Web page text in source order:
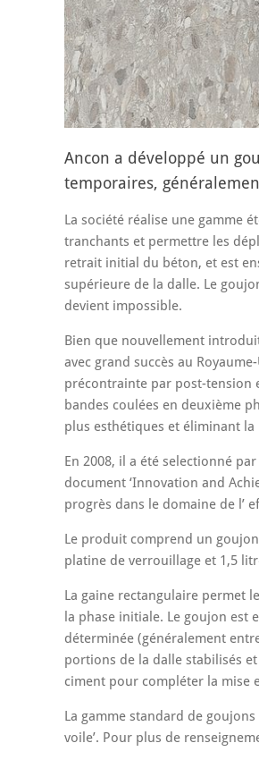
Ancon a développé un
temporaires,
La société réalise une gamme
tranchants et permettre les
retrait initial du béton, et est
supérieure de la dalle. Le
devient impossible.
Bien que nouvellement
avec grand succès au
précontrainte par post-tension
bandes coulées en deuxième
plus esthétiques et éliminant la
En 2008, il a été selectionné
document ‘Innovation and
progrès dans le domaine de l’
Le produit comprend un
platine de verrouillage et 1,5
La gaine rectangulaire permet
la phase initiale. Le goujon est
déterminée (généralement
portions de la dalle stabilisés
ciment pour compléter la mise
La gamme standard de
voile’. Pour plus de